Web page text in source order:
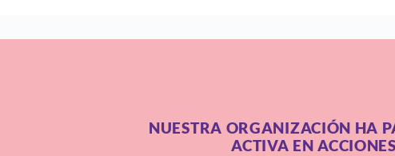
NUESTRA ORGANIZACIÓN HA
ACTIVA EN